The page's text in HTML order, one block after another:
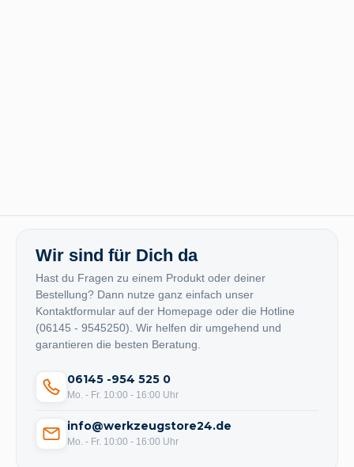
Wir sind für Dich da
Hast du Fragen zu einem Produkt oder deiner
Bestellung? Dann nutze ganz einfach unser
Kontaktformular auf der Homepage oder die Hotline
(06145 - 9545250). Wir helfen dir umgehend und
garantieren die besten Beratung.
06145 -954 525 0
Mo. - Fr. 10:00 - 16:00 Uhr
info@werkzeugstore24.de
Mo. - Fr. 10:00 - 16:00 Uhr